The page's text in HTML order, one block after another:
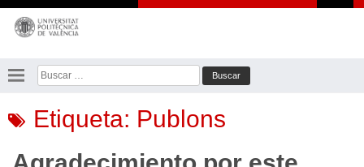
Saltar
contenido
Buscar:
Etiqueta: Publons